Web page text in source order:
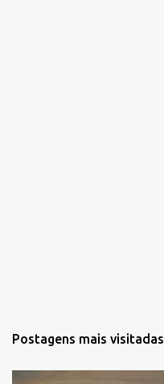
Postagens mais visitadas